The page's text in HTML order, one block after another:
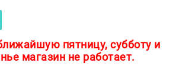
пятницу, субботу и
магазин не работает.